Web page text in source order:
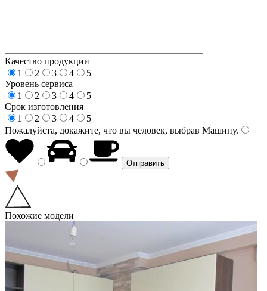
Качество продукции
1
2 3 4
5
Уровень сервиса
1
2 3 4
5
Срок изготовления
1
2 3 4
5
Пожалуйста, докажите, что вы человек, выбрав Машину.
Похожие модели